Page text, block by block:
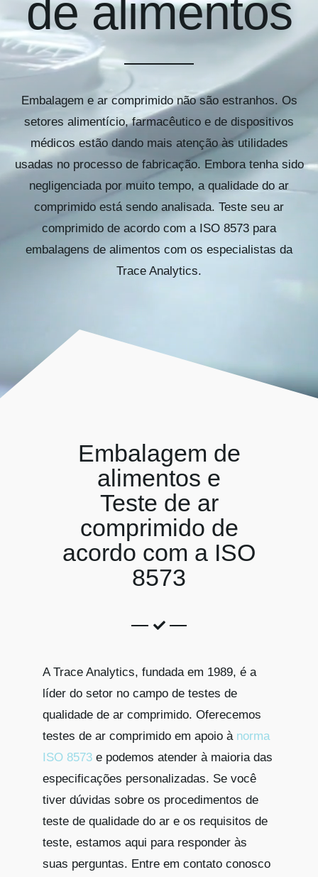
Kits AirCheck
Account
de alimentos
Embalagem e ar comprimido não são estranhos. Os
setores alimentício, farmacêutico e de dispositivos
médicos estão dando mais atenção às utilidades
usadas no processo de fabricação. Embora tenha sido
negligenciada por muito tempo, a qualidade do ar
comprimido está sendo analisada. Teste seu ar
comprimido de acordo com a ISO 8573 para
embalagens de alimentos com os especialistas da
Trace Analytics.
Embalagem de
alimentos e
Teste de ar
comprimido de
acordo com a ISO
8573
A Trace Analytics, fundada em 1989, é a
líder do setor no campo de testes de
qualidade de ar comprimido. Oferecemos
testes de ar comprimido em apoio à norma
ISO 8573 e podemos atender à maioria das
especificações personalizadas. Se você
tiver dúvidas sobre os procedimentos de
teste de qualidade do ar e os requisitos de
teste, estamos aqui para responder às
suas perguntas. Entre em contato conosco